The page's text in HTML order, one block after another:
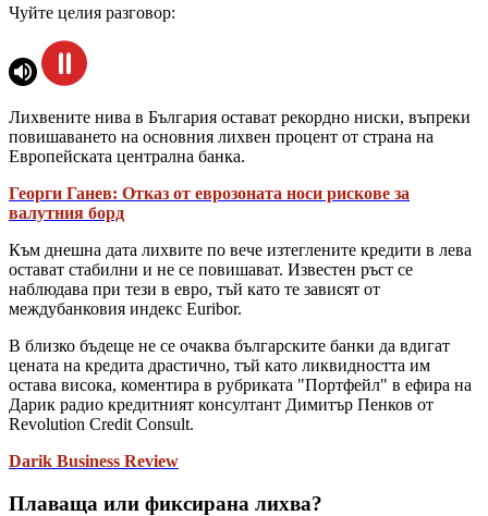
Чуйте целия разговор:
Лихвените нива в България остават рекордно ниски, въпреки
повишаването на основния лихвен процент от страна на
Европейската централна банка.
Георги Ганев: Отказ от еврозоната носи рискове за
валутния борд
Към днешна дата лихвите по вече изтеглените кредити в лева
остават стабилни и не се повишават. Известен ръст се
наблюдава при тези в евро, тъй като те зависят от
междубанковия индекс Euribor.
В близко бъдеще не се очаква българските банки да вдигат
цената на кредита драстично, тъй като ликвидността им
остава висока, коментира в рубриката "Портфейл" в ефира на
Дарик радио кредитният консултант Димитър Пенков от
Revolution Credit Consult.
Darik Business Review
Плаваща или фиксирана лихва?